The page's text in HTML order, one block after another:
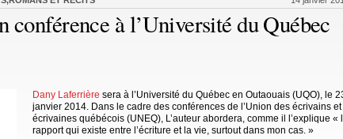
à l’Université du Québec
Dany Laferrière sera à l’Université du Québec en Outaouais (UQO), le
janvier 2014. Dans le cadre des conférences de l’Union des écrivains et
écrivaines québécois (UNEQ), L’auteur abordera, comme il l’explique «
rapport qui existe entre l’écriture et la vie, surtout dans mon cas. »